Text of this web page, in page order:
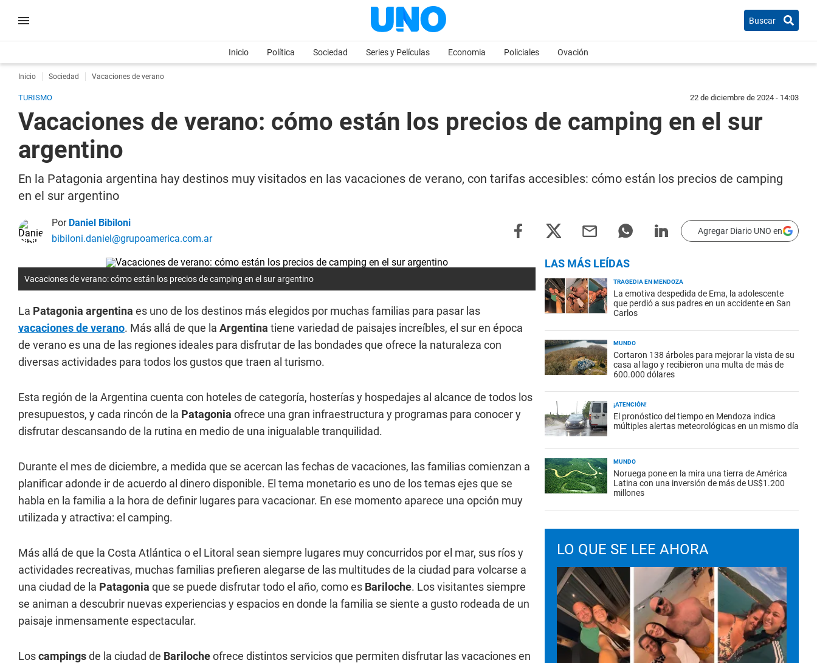
Buscar
Inicio Política Sociedad Series y Películas Economia Policiales Ovación
Inicio Sociedad Vacaciones de verano
TURISMO 22 de diciembre de 2024 - 14:03
Vacaciones de verano: cómo están los precios de camping en el sur
argentino
En la Patagonia argentina hay destinos muy visitados en las vacaciones de verano, con tarifas accesibles: cómo están los precios de camping
en el sur argentino
Por Daniel Bibiloni
bibiloni.daniel@grupoamerica.com.ar
Agregar Diario UNO en
Vacaciones de verano: cómo están los precios de camping en el sur argentino
La Patagonia argentina es uno de los destinos más elegidos por muchas familias para pasar las
vacaciones de verano. Más allá de que la Argentina tiene variedad de paisajes increíbles, el sur en época
de verano es una de las regiones ideales para disfrutar de las bondades que ofrece la naturaleza con
diversas actividades para todos los gustos que traen al turismo.
Esta región de la Argentina cuenta con hoteles de categoría, hosterías y hospedajes al alcance de todos los
presupuestos, y cada rincón de la Patagonia ofrece una gran infraestructura y programas para conocer y
disfrutar descansando de la rutina en medio de una inigualable tranquilidad.
Durante el mes de diciembre, a medida que se acercan las fechas de vacaciones, las familias comienzan a
planificar adonde ir de acuerdo al dinero disponible. El tema monetario es uno de los temas ejes que se
habla en la familia a la hora de definir lugares para vacacionar. En ese momento aparece una opción muy
utilizada y atractiva: el camping.
Más allá de que la Costa Atlántica o el Litoral sean siempre lugares muy concurridos por el mar, sus ríos y
actividades recreativas, muchas familias prefieren alegarse de las multitudes de la ciudad para volcarse a
una ciudad de la Patagonia que se puede disfrutar todo el año, como es Bariloche. Los visitantes siempre
se animan a descubrir nuevas experiencias y espacios en donde la familia se siente a gusto rodeada de un
paisaje inmensamente espectacular.
Loscampingsde la ciudad de Barilocheofrece distintos servicios que permiten disfrutar las vacaciones en
LAS MÁS LEÍDAS
TRAGEDIA EN MENDOZA
La emotiva despedida de Ema, la adolescente
que perdió a sus padres en un accidente en San
Carlos
MUNDO
Cortaron 138 árboles para mejorar la vista de su
casa al lago y recibieron una multa de más de
600.000 dólares
¡ATENCIÓN!
El pronóstico del tiempo en Mendoza indica
múltiples alertas meteorológicas en un mismo día
MUNDO
Noruega pone en la mira una tierra de América
Latina con una inversión de más de US$1.200
millones
LO QUE SE LEE AHORA